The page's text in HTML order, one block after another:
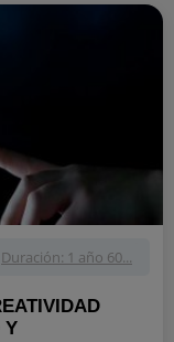
Duración: 1 año 60...
Y